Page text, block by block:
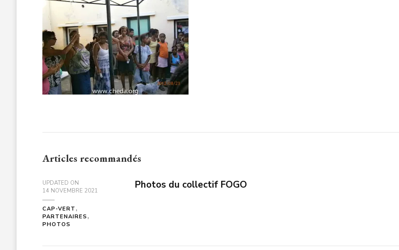
Articles recommandés
UPDATED ON
14 NOVEMBRE 2021
CAP-VERT
PARTENAIRES
PHOTOS
Photos du collectif FOGO